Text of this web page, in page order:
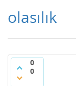
olasılık
0
0